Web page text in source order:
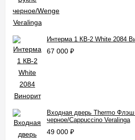
Интерма 1 КВ-2 White 2084
67 000 ₽
Входная дверь Thermo
черное/Cappuccino Veralinga
49 000 ₽